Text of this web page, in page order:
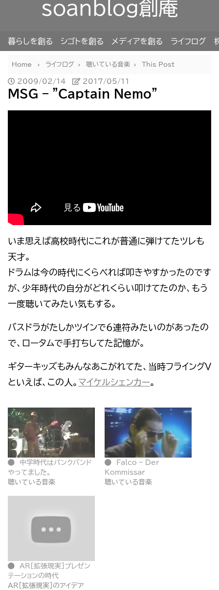
soanblog創庵
暮らしを創る シゴトを創る メディアを創る ライフログ
Home ライフログ 聴いている音楽 This Post
2009/02/14 2017/05/11
MSG – "Captain Nemo"
いま思えば高校時代にこれが普通に弾けてたツレも
天才。
ドラムは今の時代にくらべれば叩きやすかったのです
が、少年時代の自分がどれくらい叩けてたのか、もう
一度聴いてみたい気もする。
バスドラがたしかツインで６連符みたいのがあったの
で、ロータムで手打ちしてた記憶が。
ギターキッズもみんなあこがれてた、当時フライングV
といえば、この人。 マイケルシェンカー。
中学時代はパンクバンド
やってました。
聴いている音楽
Falco – Der
Kommissar
聴いている音楽
AR[拡張現実]プレゼン
テーションの時代
AR[拡張現実]のアイデア